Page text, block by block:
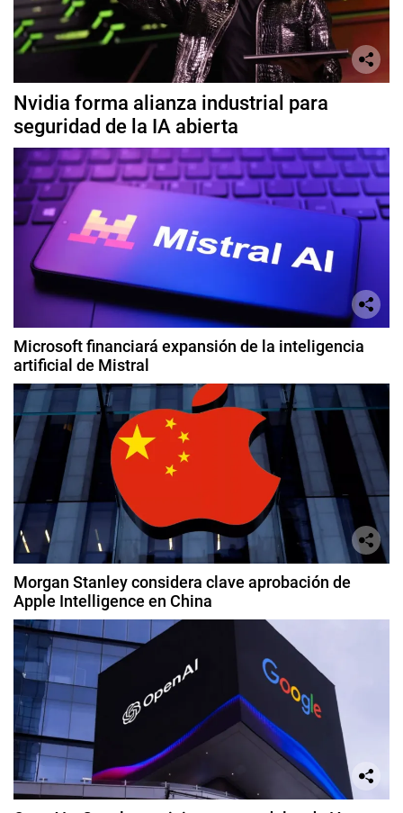
Nvidia forma alianza industrial para
seguridad de la IA abierta
Microsoft financiará expansión de la inteligencia
artificial de Mistral
Morgan Stanley considera clave aprobación de
Apple Intelligence en China